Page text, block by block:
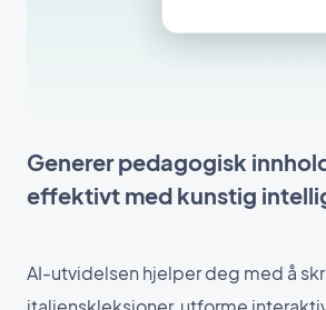
Generer pedagogisk
effektivt med kunstig
AI-utvidelsen hjelper deg med å